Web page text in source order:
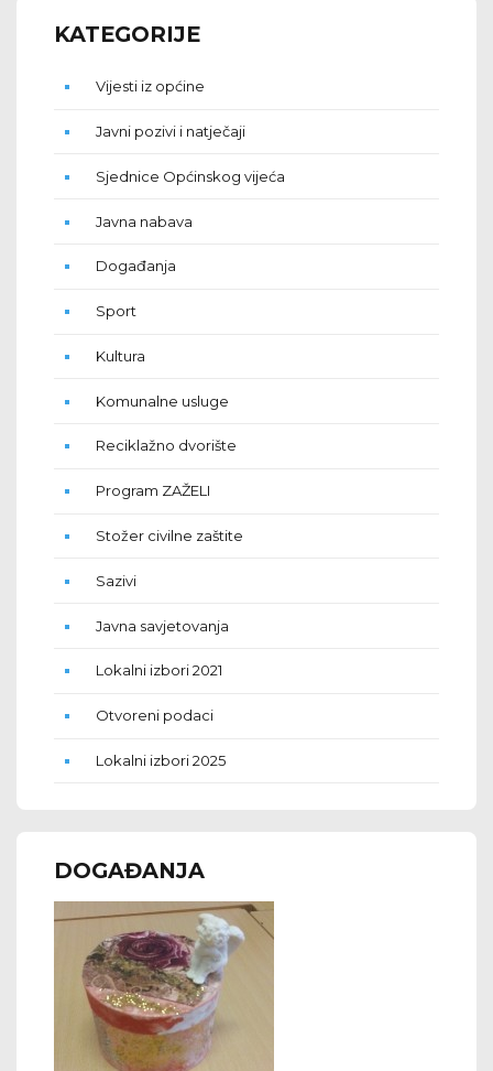
KATEGORIJE
Vijesti iz općine
Javni pozivi i natječaji
Sjednice Općinskog vijeća
Javna nabava
Događanja
Sport
Kultura
Komunalne usluge
Reciklažno dvorište
Program ZAŽELI
Stožer civilne zaštite
Sazivi
Javna savjetovanja
Lokalni izbori 2021
Otvoreni podaci
Lokalni izbori 2025
DOGAĐANJA